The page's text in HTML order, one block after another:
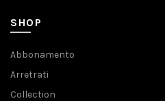
SHOP
Abbonamento
Arretrati
Collection